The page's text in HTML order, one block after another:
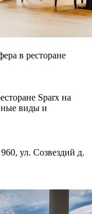
в ресторане
Sparx на
виды и
ул. Созвездий д.